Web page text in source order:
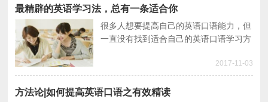
最精辟的英语学习法，总有一条适合你
很多人想要提高自己的英语口语能力，但
一直没有找到适合自己的英语口语学习方
大家轻松提高英语口语的好方法~2017-11-03
方法论|如何提高英语口语之有效精读